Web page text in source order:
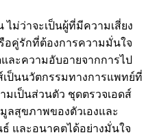
ม่ว่าจะเป็นผู้ที่มีความเสี่ยง
อคู่รักที่ต้องการความมั่นใจ
ละความอับอายจากการไป
เป็นนวัตกรรมทางการแพทย์ที่
เป็นส่วนตัว ชุดตรวจเอดส์
ลสุขภาพของตัวเองและ
และอนาคตได้อย่างมั่นใจ